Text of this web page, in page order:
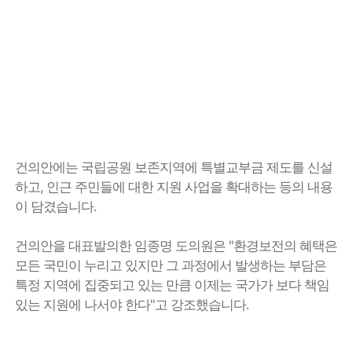
건의안에는 국립공원 보존지역에 특별교부금 제도를 신설
하고, 인근 주민들에 대한 지원 사업을 확대하는 등의 내용
이 담겼습니다.
건의안을 대표발의한 임종명 도의원은 "환경보전의 혜택은
모든 국민이 누리고 있지만 그 과정에서 발생하는 부담은
특정 지역에 집중되고 있는 만큼 이제는 국가가 보다 책임
있는 지원에 나서야 한다"고 강조했습니다.